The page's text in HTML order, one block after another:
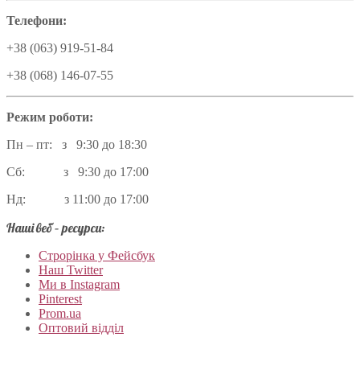
Телефони:
+38 (063) 919-51-84
+38 (068) 146-07-55
Режим роботи:
Пн – пт: з 9:30 до 18:30
Сб: з 9:30 до 17:00
Нд: з 11:00 до 17:00
Наші веб – ресурси:
Строрінка у Фейсбук
Наш Twitter
Ми в Instagram
Pinterest
Prom.ua
Оптовий відділ